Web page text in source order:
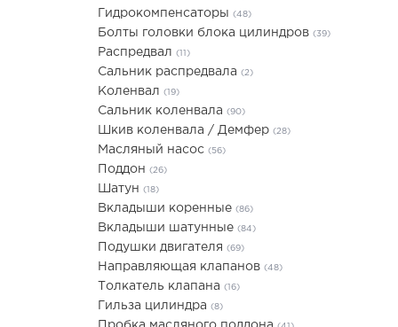
Гидрокомпенсаторы (48)
Болты головки блока цилиндров (39)
Распредвал (11)
Сальник распредвала (2)
Коленвал (19)
Сальник коленвала (90)
Шкив коленвала / Демфер (28)
Масляный насос (56)
Поддон (26)
Шатун (18)
Вкладыши коренные (86)
Вкладыши шатунные (84)
Подушки двигателя (69)
Направляющая клапанов (48)
Толкатель клапана (16)
Гильза цилиндра (8)